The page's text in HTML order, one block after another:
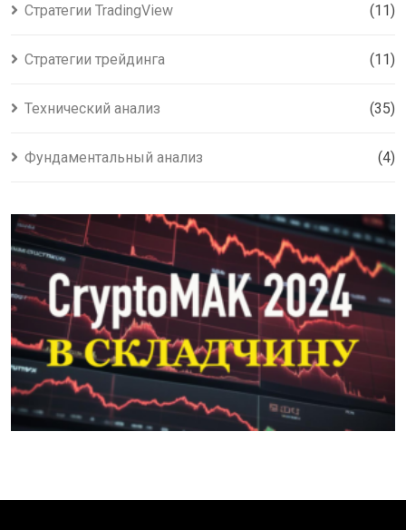
Стратегии TradingView (11)
Стратегии трейдинга (11)
Технический анализ (35)
Фундаментальный анализ (4)